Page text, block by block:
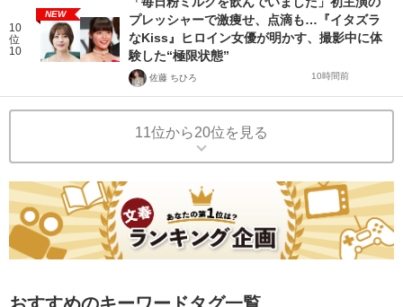
10
位
10
NEW
プレッシャーで激痩せ、点滴も…『イタズラ
なKiss』ヒロイン女優が明かす、撮影中に体
験した“極限状態”
佐藤 ちひろ 10時間前
11位から20位を見る